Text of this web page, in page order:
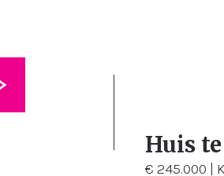
4
Huis
€ 245.000 |